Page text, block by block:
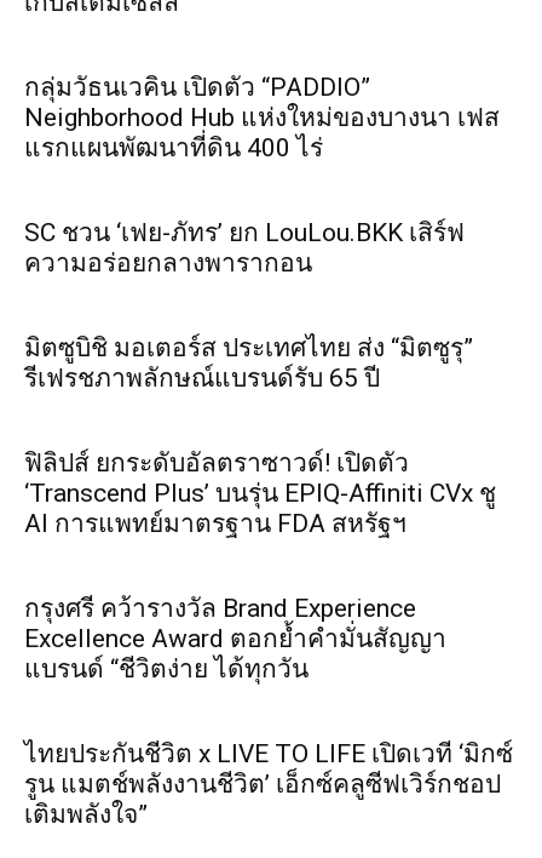
กลุ่มวัธนเวคิน เปิดตัว “PADDIO”
Neighborhood Hub แห่งใหม่ของบางนา เฟส
แรกแผนพัฒนาที่ดิน 400 ไร่
SC ชวน ‘เฟย-ภัทร’ ยก LouLou.BKK เสิร์ฟ
ความอร่อยกลางพารากอน
มิตซูบิชิ มอเตอร์ส ประเทศไทย ส่ง “มิตซูรุ”
รีเฟรชภาพลักษณ์แบรนด์รับ 65 ปี
ฟิลิปส์ ยกระดับอัลตราซาวด์! เปิดตัว
‘Transcend Plus’ บนรุ่น EPIQ-Affiniti CVx ชู
AI การแพทย์มาตรฐาน FDA สหรัฐฯ
กรุงศรี คว้ารางวัล Brand Experience
Excellence Award ตอกย้ำคำมั่นสัญญา
แบรนด์ “ชีวิตง่าย ได้ทุกวัน
ไทยประกันชีวิต x LIVE TO LIFE เปิดเวที ‘มิกซ์
รูน แมตช์พลังงานชีวิต’ เอ็กซ์คลูซีฟเวิร์กชอป
เติมพลังใจ”